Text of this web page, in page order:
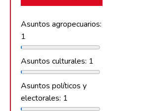
Asuntos agropecuarios:
1
Asuntos culturales: 1
Asuntos políticos y
electorales: 1